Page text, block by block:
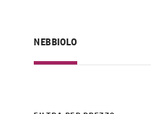
NEBBIOLO